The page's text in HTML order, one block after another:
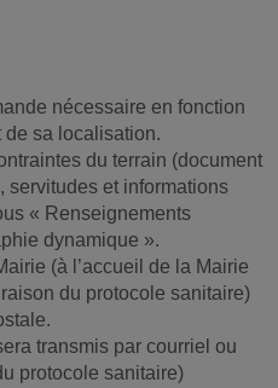
nécessaire en fonction
de sa localisation.
du terrain (document
servitudes et informations
« Renseignements
dynamique ».
(à l’accueil de la Mairie
du protocole sanitaire)
transmis par courriel ou
protocole sanitaire)